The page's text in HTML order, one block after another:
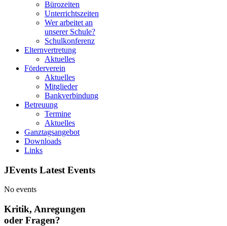
Bürozeiten
Unterrichtszeiten
Wer arbeitet an
unserer Schule?
Schulkonferenz
Elternvertretung
Aktuelles
Förderverein
Aktuelles
Mitglieder
Bankverbindung
Betreuung
Termine
Aktuelles
Ganztagsangebot
Downloads
Links
JEvents Latest Events
No events
Kritik, Anregungen
oder Fragen?